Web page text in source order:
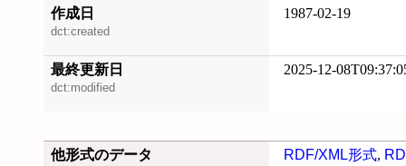
作成日
dct:created
1987-02-19
最終更新日
dct:modified
2025-12-
他形式のデータ RDF/XML形式,